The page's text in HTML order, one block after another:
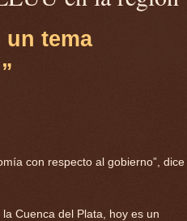
un tema
con respecto al gobierno”, dice
Cuenca del Plata, hoy es un